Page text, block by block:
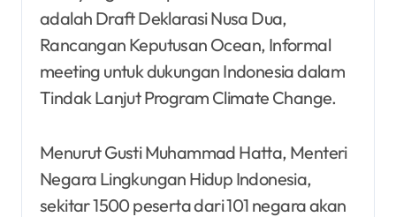
adalah Draft Deklarasi Nusa Dua,
Rancangan Keputusan Ocean, Informal
meeting untuk dukungan Indonesia dalam
Tindak Lanjut Program Climate Change.
Menurut Gusti Muhammad Hatta, Menteri
Negara Lingkungan Hidup Indonesia,
sekitar 1500 peserta dari 101 negara akan